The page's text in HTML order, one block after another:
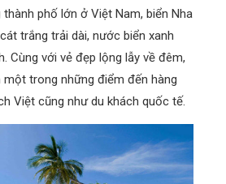
phố lớn ở Việt Nam, biển Nha
trắng trải dài, nước biển xanh
Cùng với vẻ đẹp lộng lẫy về đêm,
một trong những điểm đến hàng
Việt cũng như du khách quốc tế.